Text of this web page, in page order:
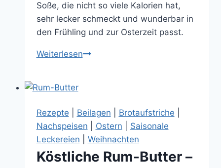
Soße, die nicht so viele Kalorien hat,
sehr lecker schmeckt und wunderbar in
den Frühling und zur Osterzeit passt.
WeiterlesenFrankfurter
Soß)
wie
ich
sie
mache
Rezepte Beilagen Brotaufstriche
Nachspeisen
Ostern
Saisonale
Leckereien
Weihnachten
Köstliche Rum-Butter –